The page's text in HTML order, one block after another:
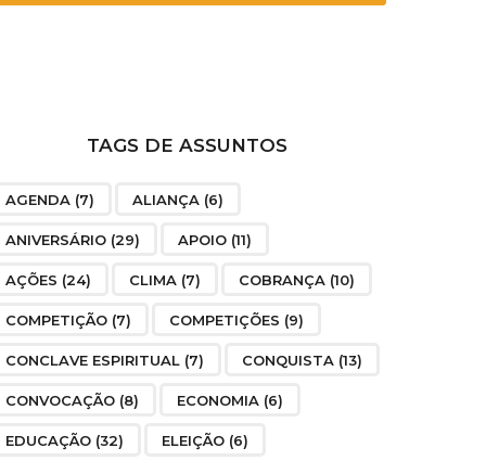
TAGS DE ASSUNTOS
AGENDA (7) ALIANÇA (6)
ANIVERSÁRIO (29) APOIO (11)
AÇÕES (24) CLIMA (7) COBRANÇA (10)
COMPETIÇÃO (7) COMPETIÇÕES (9)
CONCLAVE ESPIRITUAL (7) CONQUISTA (13)
CONVOCAÇÃO (8) ECONOMIA (6)
EDUCAÇÃO (32) ELEIÇÃO (6)